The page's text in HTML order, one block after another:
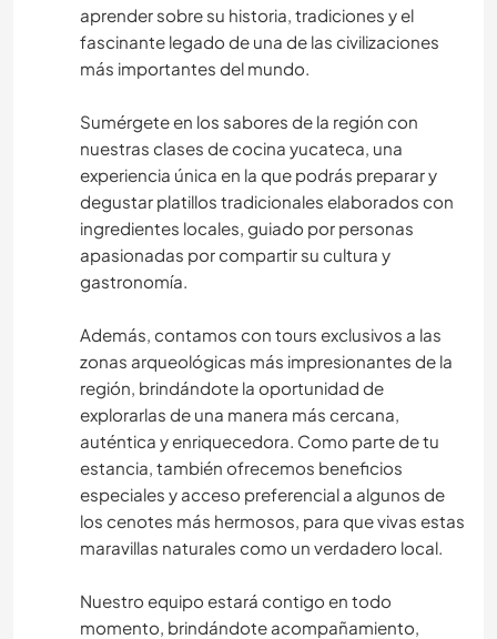
aprender sobre su historia, tradiciones y el
fascinante legado de una de las civilizaciones
más importantes del mundo.
Sumérgete en los sabores de la región con
nuestras clases de cocina yucateca, una
experiencia única en la que podrás preparar y
degustar platillos tradicionales elaborados con
ingredientes locales, guiado por personas
apasionadas por compartir su cultura y
gastronomía.
Además, contamos con tours exclusivos a las
zonas arqueológicas más impresionantes de la
región, brindándote la oportunidad de
explorarlas de una manera más cercana,
auténtica y enriquecedora. Como parte de tu
estancia, también ofrecemos beneficios
especiales y acceso preferencial a algunos de
los cenotes más hermosos, para que vivas estas
maravillas naturales como un verdadero local.
Nuestro equipo estará contigo en todo
momento, brindándote acompañamiento,